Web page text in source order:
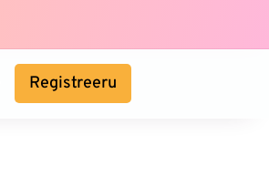
Registreeru